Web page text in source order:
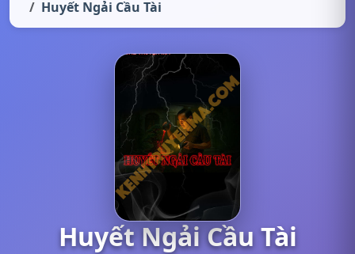
Huyết Ngải Cầu Tài
Huyết Ngải Cầu Tài